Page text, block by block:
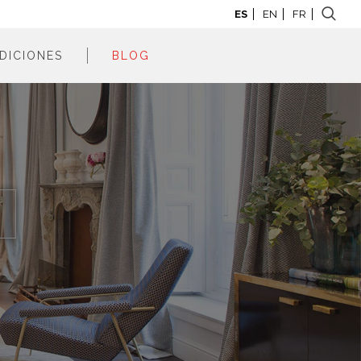
ES EN FR
2025
2024
2023
2022
2021
2020
2019
2018
2017
BLOG